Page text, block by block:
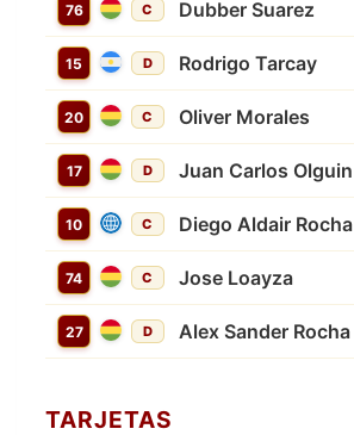
76 C Dubber Suarez
15 D Rodrigo Tarcay
20 C Oliver Morales
17 D Juan Carlos Olguin
10 C Diego Aldair Rocha
74 C Jose Loayza
27 D Alex Sander Rocha
TARJETAS